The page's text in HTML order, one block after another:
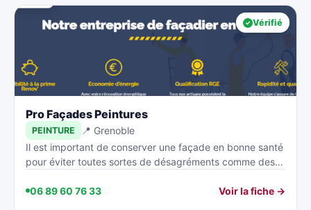
Vérifié
Pro Façades Peintures
PEINTURE
📍 Grenoble
Il est important de conserver une façade en bonne santé
pour éviter toutes sortes de désagréments comme des…
06 89 60 76 33 Voir la fiche →